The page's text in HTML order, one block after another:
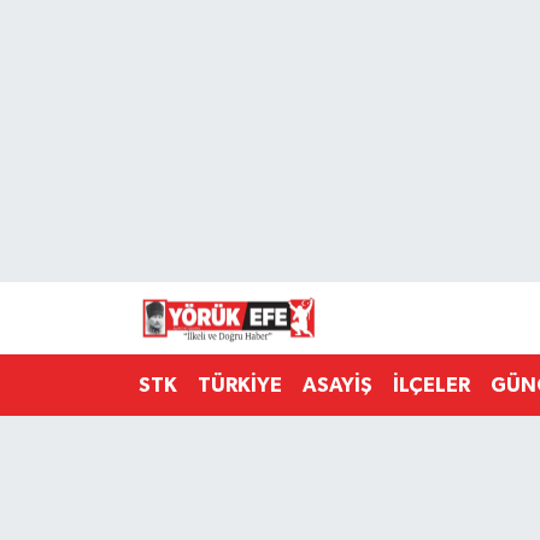
STK TÜRKİYE ASAYİŞ İLÇELER
Süper Lig Puan Durumu ve Fikstür
Tüm Manşetler